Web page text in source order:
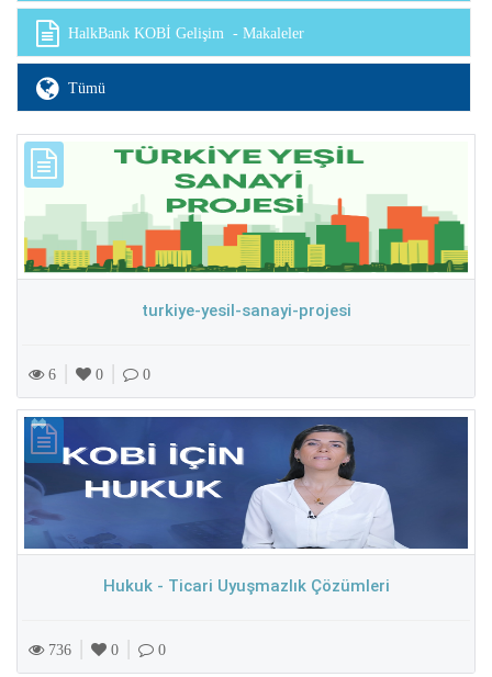
HalkBank KOBİ Gelişim - Makaleler
Tümü
turkiye-yesil-sanayi-projesi
6 0 0
Hukuk - Ticari Uyuşmazlık Çözümleri
736 0 0